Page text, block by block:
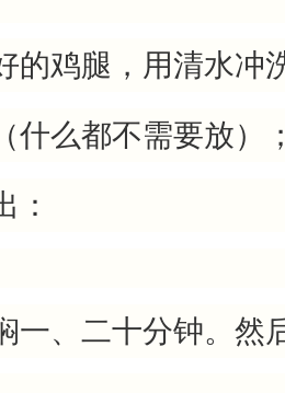
的鸡腿，用清水冲
什么都不需要放）
：
一、二十分钟。然